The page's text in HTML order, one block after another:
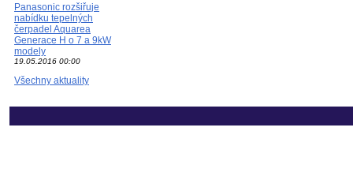
Panasonic rozšiřuje
nabídku tepelných
čerpadel Aquarea
Generace H o 7 a 9kW
modely
19.05.2016 00:00
Všechny aktuality